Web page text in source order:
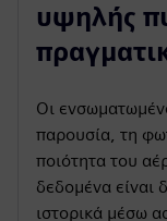
υψηλής
Οι
παρουσία, τη
ποιότητα του
δεδομένα είναι
ιστορικά μέσω